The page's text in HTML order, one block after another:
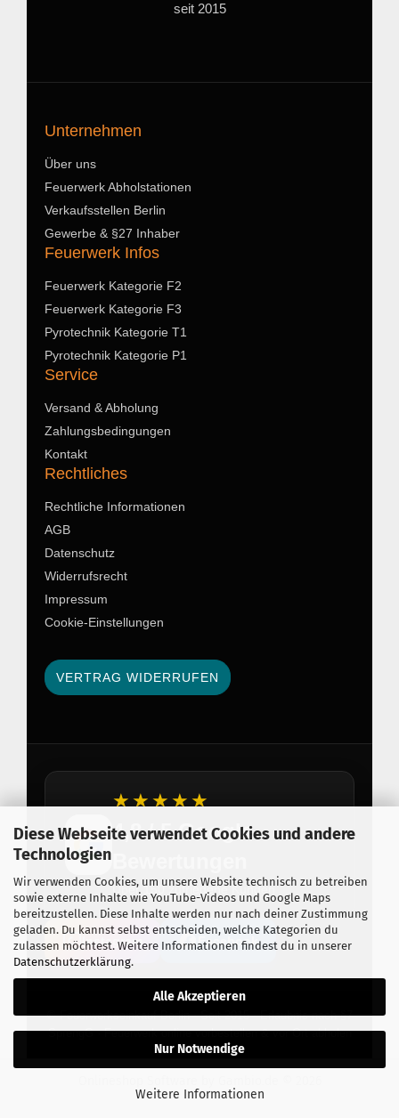
Diese Webseite verwendet Cookies und andere
Technologien
Wir verwenden Cookies, um unsere Website technisch zu betreiben
sowie externe Inhalte wie YouTube-Videos und Google Maps
bereitzustellen. Diese Inhalte werden nur nach deiner Zustimmung
geladen. Du kannst selbst entscheiden, welche Kategorien du
zulassen möchtest. Weitere Informationen findest du in unserer
Datenschutzerklärung.
Alle Akzeptieren
Nur Notwendige
Weitere Informationen
seit 2015
Unternehmen
Über uns
Feuerwerk Abholstationen
Verkaufsstellen Berlin
Gewerbe & §27 Inhaber
Feuerwerk Infos
Feuerwerk Kategorie F2
Feuerwerk Kategorie F3
Pyrotechnik Kategorie T1
Pyrotechnik Kategorie P1
Service
Versand & Abholung
Zahlungsbedingungen
Kontakt
Rechtliches
Rechtliche Informationen
AGB
Datenschutz
Widerrufsrecht
Impressum
Cookie-Einstellungen
VERTRAG WIDERRUFEN
★★★★★
4,8 / 5 Google
Über 150 zufriedene Kunden
Instagram Facebook
© Feuerwerkseinkauf Berlin · Seit 2015 · Erlaubnis nach §7
SprengG · Feuerwerk online vorbestellen & vor Ort abholen